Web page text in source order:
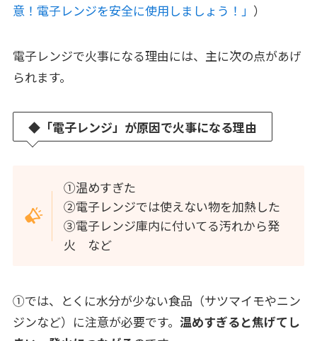
意！電子レンジを安全に使用しましょう！」 ）
電子レンジで火事になる理由には、主に次の点があげ
られます。
◆ 「電子レンジ」が原因で火事になる理由
➀温めすぎた
➁電子レンジでは使えない物を加熱した
③電子レンジ庫内に付いてる汚れから発
火 など
➀では、とくに水分が少ない食品（サツマイモやニン
ジンなど）に注意が必要です。 温めすぎると焦げてし